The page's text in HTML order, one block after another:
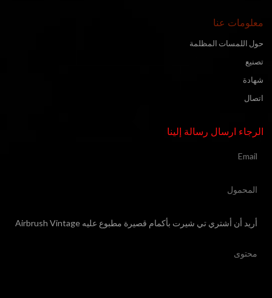
معلومات عنا
حول اللمسات المظلمة
تصنيع
شهادة
اتصال
الرجاء ارسال رسالة إلينا